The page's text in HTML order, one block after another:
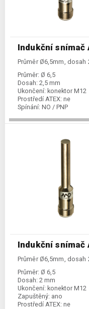
Indukční snímač
Průměr Ø6,5mm, dosah
Průměr: Ø 6,5
Dosah: 2,5 mm
Ukončení: konektor M12
Prostředí ATEX: ne
Spínání: NO / PNP
Indukční snímač
Průměr Ø6,5mm, dosah
Průměr: Ø 6,5
Dosah: 2 mm
Ukončení: konektor M12
Zapuštěný: ano
Prostředí ATEX: ne